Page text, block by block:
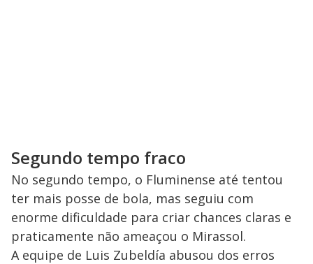
Segundo tempo fraco
No segundo tempo, o Fluminense até tentou
ter mais posse de bola, mas seguiu com
enorme dificuldade para criar chances claras e
praticamente não ameaçou o Mirassol.
A equipe de Luis Zubeldía abusou dos erros